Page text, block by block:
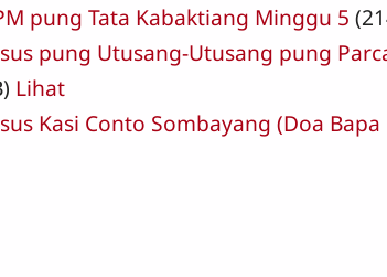
pung Tata Kabaktiang Minggu 5
pung Utusang-Utusang pung
Lihat
Kasi Conto Sombayang (Doa Bapa